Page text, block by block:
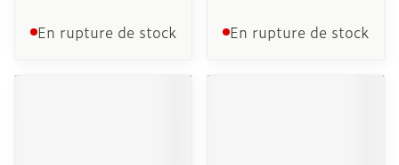
En rupture de stock En rupture de stock